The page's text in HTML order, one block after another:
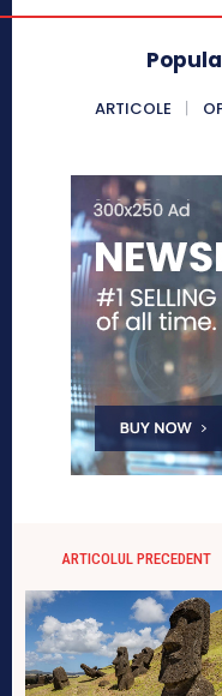
ARTICOLE
ARTICOLUL PRECEDENT